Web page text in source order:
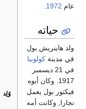
وُلِد
عام 1972
حياته
ولد هاينريش بول
في مدينة كولونيا
في 21 ديسمبر
1917. وكان أبوه
فيكتور بول يعمل
نجارا, وكانت أمه